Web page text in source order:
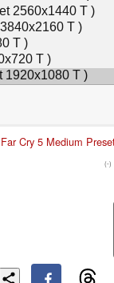
Far Cry 5 Medium
(-)